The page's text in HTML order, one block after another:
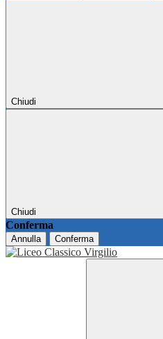
Chiudi
Chiudi
Conferma
Annulla Conferma